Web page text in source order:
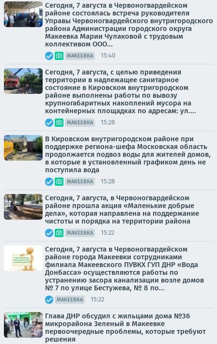
Сегодня, 7 августа в Червоногвардейском
районе состоялась встреча руководителя
Управы Червоногвардейского внутригородского
района Администрации городского округа
Макеевка Марии Чулаковой с трудовым
коллективом ООО...
МАКЕЕВКА 15:40
Сегодня, 7 августа, с целью приведения
территории в надлежащее санитарное
состояние в Кировском внутригородском
районе выполнены работы по вывозу
крупногабаритных накоплений мусора на
контейнерных площадках по адресам: ул....
МАКЕЕВКА 15:28
В Кировском внутригородском районе при
поддержке региона-шефа Московская область
продолжается подвоз воды для жителей домов,
в которые в установленный графиком день не
поступила вода
МАКЕЕВКА 15:28
Сегодня, 7 августа, в Червоногвардейском
районе прошла акция «Маленькие добрые
дела», которая направлена на поддержание
чистоты и порядка на территории района
МАКЕЕВКА 15:22
Сегодня, 7 августа в Червоногвардейском
районе города Макеевки сотрудниками
филиала Макеевского ПУВКХ ГУП ДНР «Вода
Донбасса» осуществляются работы по
устранению засора канализации возле домов
№ 7 по улице Бестужева, № 8 по...
МАКЕЕВКА 15:22
Глава ДНР обсудил с жильцами дома №36
микрорайона Зеленый в Макеевке
первоочередные проблемы, которые требуют
решения